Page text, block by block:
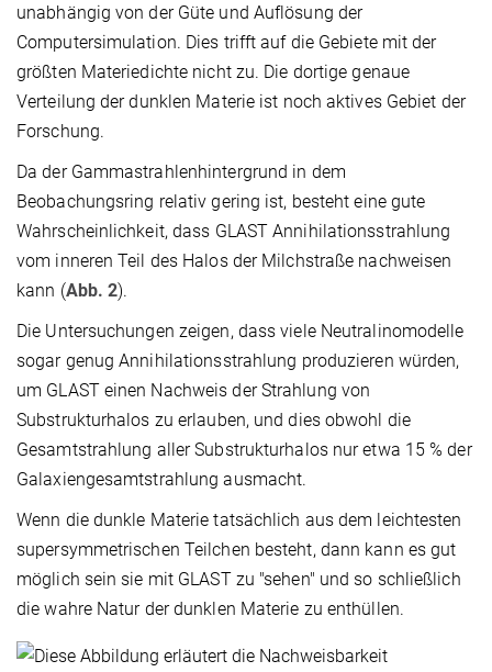
unabhängig von der Güte und Auflösung der
Computersimulation. Dies trifft auf die Gebiete mit der
größten Materiedichte nicht zu. Die dortige genaue
Verteilung der dunklen Materie ist noch aktives Gebiet der
Forschung.
Da der Gammastrahlenhintergrund in dem
Beobachungsring relativ gering ist, besteht eine gute
Wahrscheinlichkeit, dass GLAST Annihilationsstrahlung
vom inneren Teil des Halos der Milchstraße nachweisen
kann (Abb. 2).
Die Untersuchungen zeigen, dass viele Neutralinomodelle
sogar genug Annihilationsstrahlung produzieren würden,
um GLAST einen Nachweis der Strahlung von
Substrukturhalos zu erlauben, und dies obwohl die
Gesamtstrahlung aller Substrukturhalos nur etwa 15 % der
Galaxiengesamtstrahlung ausmacht.
Wenn die dunkle Materie tatsächlich aus dem leichtesten
supersymmetrischen Teilchen besteht, dann kann es gut
möglich sein sie mit GLAST zu "sehen" und so schließlich
die wahre Natur der dunklen Materie zu enthüllen.